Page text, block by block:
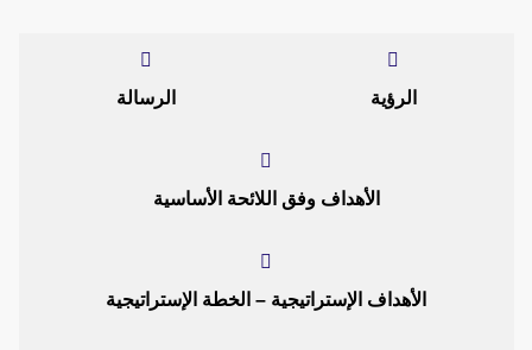
الرؤية الرسالة
الأهداف وفق اللائحة الأساسية
الأهداف الإستراتيجية – الخطة الإستراتيجية